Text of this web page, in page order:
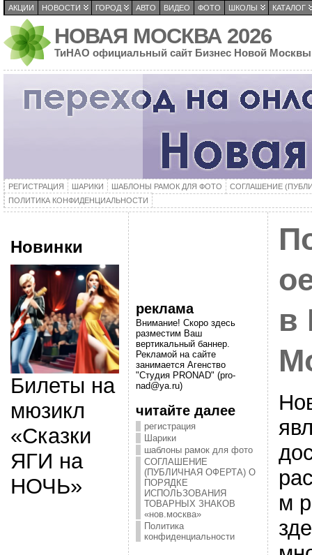
АКЦИИ НОВОСТИ ГОРОД АВТО ВИДЕО ФОТО ШКОЛЫ КАТАЛОГ
НОВАЯ МОСКВА 2026
ТиНАО официальный сайт Бизнес Новой Москвы
РЕГИСТРАЦИЯ ШАРИКИ ШАБЛОНЫ РАМОК ДЛЯ ФОТО
СОГЛАШЕНИЕ
ПОЛИТИКА КОНФИДЕНЦИАЛЬНОСТИ
Новинки
Билеты на
мюзикл
«Сказки
ЯГИ на
НОЧЬ»
реклама
Внимание! Скоро здесь
разместим Ваш
вертикальный баннер.
Рекламой на сайте
занимается Агенство
"Студия PRONAD" (pro-
nad@ya.ru)
читайте далее
регистрация
Шарики
шаблоны рамок для фото
СОГЛАШЕНИЕ
(ПУБЛИЧНАЯ ОФЕРТА) О
ПОРЯДКЕ
ИСПОЛЬЗОВАНИЯ
ТОВАРНЫХ ЗНАКОВ
«нов.москва»
Политика
конфиденциальности
в
м